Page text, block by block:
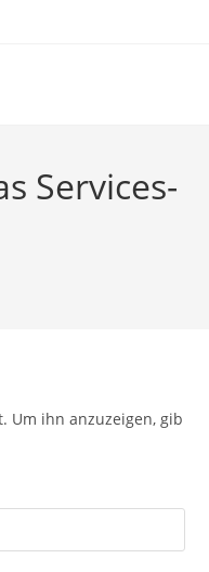
Services-
Um ihn anzuzeigen, gib